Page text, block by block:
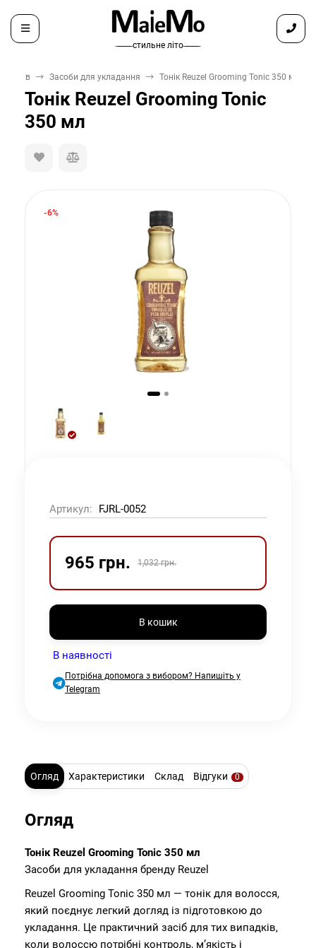
̶ ̶ ̶ ̶ ̶ ̶ ̶ стильне літо ̶ ̶ ̶ ̶ ̶ ̶ ̶
Засоби для укладання Тонік Reuzel Grooming Tonic 350 мл
Тонік Reuzel Grooming Tonic
350 мл
-6%
Артикул: FJRL-0052
965 грн. 1,032 грн.
В кошик
В наявності
Потрібна допомога з вибором? Напишіть у
Telegram
Огляд Характеристики Склад Відгуки 0
Огляд
Тонік Reuzel Grooming Tonic 350 мл
Засоби для укладання бренду Reuzel
Reuzel Grooming Tonic 350 мл — тонік для волосся,
який поєднує легкий догляд із підготовкою до
укладання. Це практичний засіб для тих випадків,
коли волоссю потрібні контроль, м’якість і